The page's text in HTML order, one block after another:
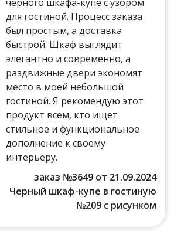
для гостиной. Процесс заказа
был простым, а доставка
быстрой. Шкаф выглядит
элегантно и современно, а
раздвижные двери экономят
место в моей небольшой
гостиной. Я рекомендую этот
продукт всем, кто ищет
стильное и функциональное
дополнение к своему
интерьеру.
заказ №3649 от 21.09.2024
Черный шкаф-купе в гостиную
№209 с рисунком